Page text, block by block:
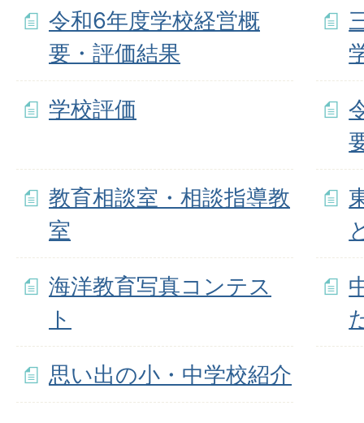
令和6年度学校経営概
要・評価結果
学校評価
教育相談室・相談指導教
室
海洋教育写真コンテス
ト
思い出の小・中学校紹介